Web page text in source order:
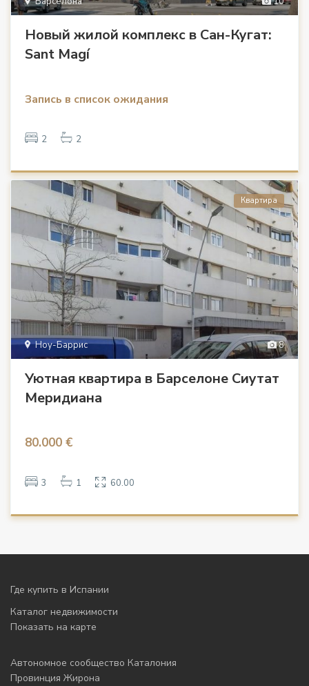
Новый жилой комплекс в Сан-Кугат:
Sant Magí
Запись в список ожидания
2 2
8
Ноу-Баррис
Квартира
Уютная квартира в Барселоне Сиутат
Меридиана
80.000 €
3 1 60.00
Где купить в Испании
Каталог недвижимости
Показать на карте
Автономное сообщество Каталония
Провинция Жирона